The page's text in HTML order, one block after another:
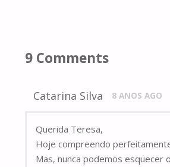
9 Comments
Catarina Silva 8 ANOS AGO
Querida Teresa,
Hoje compreendo
Mas, nunca podemos esquecer